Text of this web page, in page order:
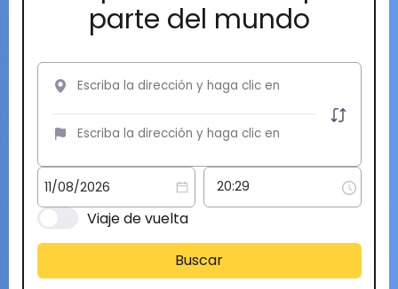
parte del mundo
Viaje de vuelta
Buscar